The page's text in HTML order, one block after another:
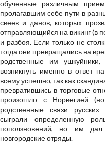
обученные различным
пролагавшим себе пути в
свеев и данов, которых
отправляющийся на викинг (в
и разбоя. Если только не
тогда они превращались на
родственные им
возникнуть именно в ответ
всему успешно, так как
превратившись в торговые
произошло с Норвегией
родственные связи
сыграли определенную
поползновений, но им
новгородские отряды.